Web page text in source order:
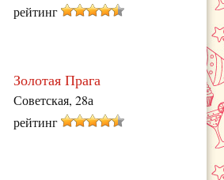
рейтинг
Золотая Прага
Советская, 28а
рейтинг